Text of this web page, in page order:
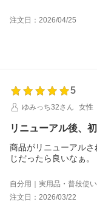
注文日：2026/04/25
5
ゆみっち32さん
女性
リニューアル後、初
商品がリニューアル
じだったら良いなぁ。
自分用｜実用品・普段使
注文日：2026/03/22